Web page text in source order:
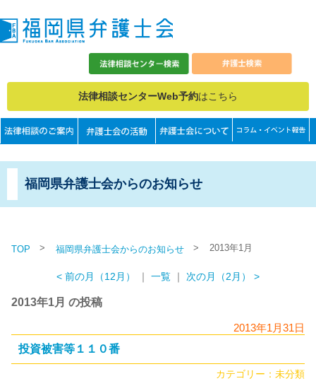
法律相談センターWeb予約はこちら
福岡県弁護士会からのお知らせ
TOP > 福岡県弁護士会からのお知らせ > 2013年1月
< 前の月（12月） ｜ 一覧 ｜ 次の月（2月） >
2013年1月 の投稿
2013年1月31日
投資被害等１１０番
カテゴリー： 未分類